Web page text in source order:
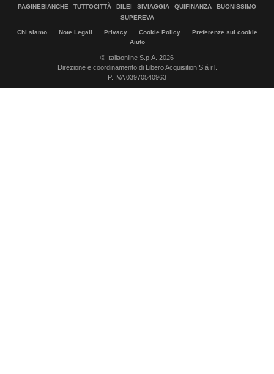
PAGINEBIANCHE
TUTTOCITTÀ DILEI SIVIAGGIA QUIFINANZA
BUONISSIMO
SUPEREVA
Chi siamo Note Legali Privacy Cookie Policy
Preferenze sui cookie
Aiuto
© Italiaonline S.p.A. 2026
Direzione e coordinamento di Libero Acquisition S.á r.l.
P. IVA 03970540963